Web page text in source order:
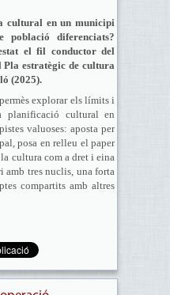
cultural en un municipi
diferenciats?
el fil conductor del
Pla estratègic de cultura
(2025).
explorar els límits i
planificació cultural en
valuoses: aposta per
posa en relleu el paper
cultura com a dret i eina
amb tres nuclis, una forta
compartits amb altres